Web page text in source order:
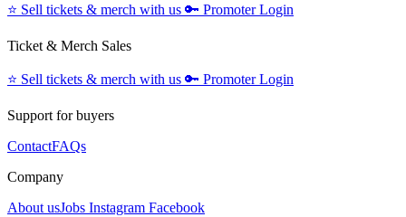
⭐️ Sell tickets & merch with us 🔑 Promoter Login
Ticket & Merch Sales
⭐️ Sell tickets & merch with us 🔑 Promoter Login
Support for buyers
ContactFAQs
Company
About usJobs Instagram Facebook